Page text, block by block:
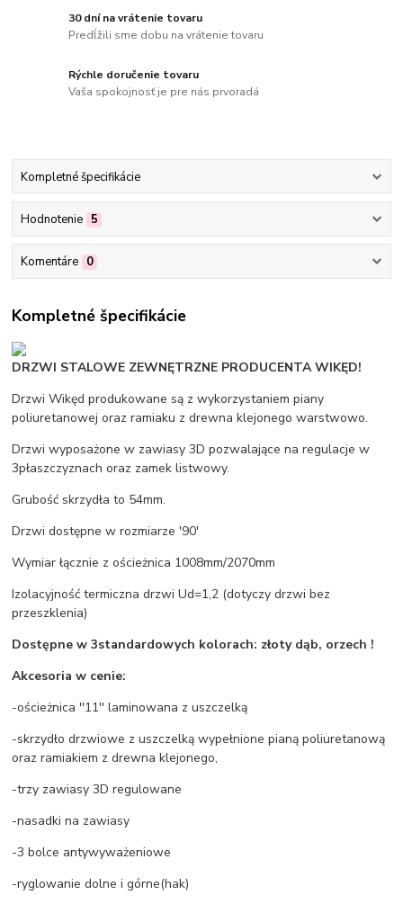
30 dní na vrátenie tovaru
Predĺžili sme dobu na vrátenie tovaru
Rýchle doručenie tovaru
Vaša spokojnosť je pre nás prvoradá
Kompletné špecifikácie
Hodnotenie 5
Komentáre 0
Kompletné špecifikácie
DRZWI STALOWE ZEWNĘTRZNE PRODUCENTA WIKĘD!
Drzwi Wikęd produkowane są z wykorzystaniem piany
poliuretanowej oraz ramiaku z drewna klejonego warstwowo.
Drzwi wyposażone w zawiasy 3D pozwalające na regulacje w
3płaszczyznach oraz zamek listwowy.
Grubość skrzydła to 54mm.
Drzwi dostępne w rozmiarze '90'
Wymiar łącznie z ościeżnica 1008mm/2070mm
Izolacyjność termiczna drzwi Ud=1,2 (dotyczy drzwi bez
przeszklenia)
Dostępne w 3standardowych kolorach: złoty dąb, orzech !
Akcesoria w cenie:
-ościeżnica ''11'' laminowana z uszczelką
-skrzydło drzwiowe z uszczelką wypełnione pianą poliuretanową
oraz ramiakiem z drewna klejonego,
-trzy zawiasy 3D regulowane
-nasadki na zawiasy
-3 bolce antywyważeniowe
-ryglowanie dolne i górne(hak)